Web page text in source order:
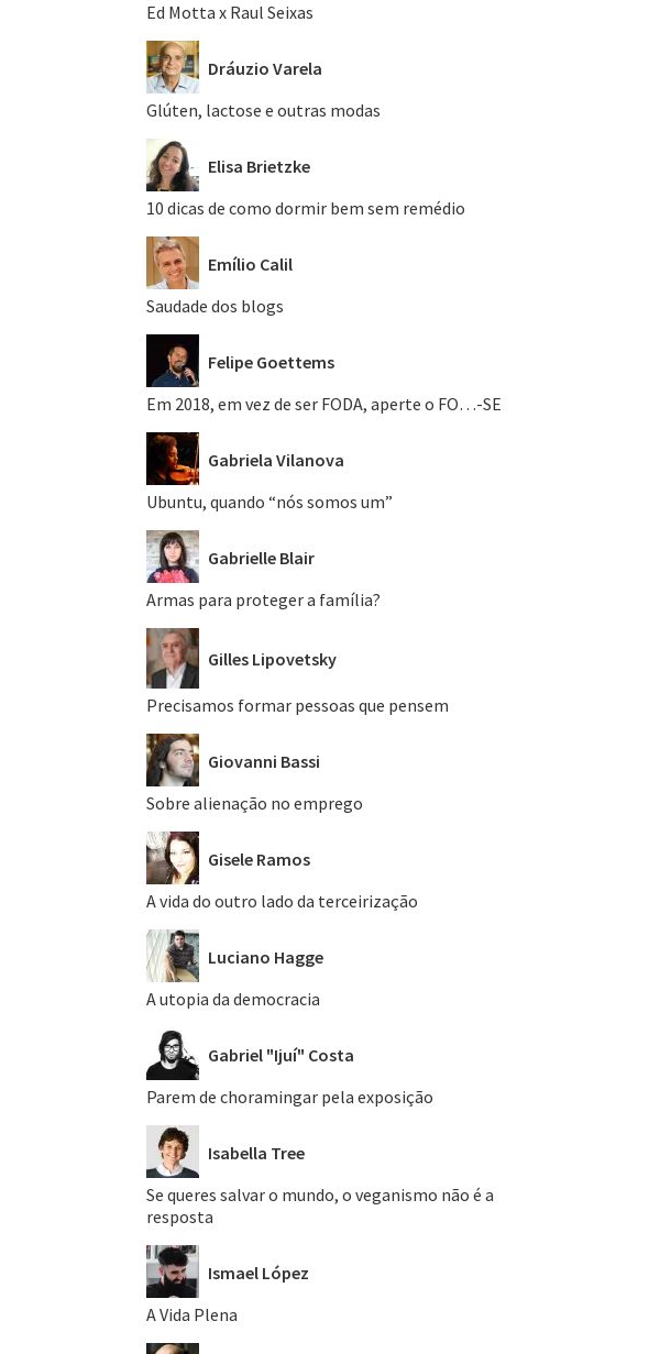
Ed Motta x Raul Seixas
Dráuzio Varela
Glúten, lactose e outras modas
Elisa Brietzke
10 dicas de como dormir bem sem remédio
Emílio Calil
Saudade dos blogs
Felipe Goettems
Em 2018, em vez de ser FODA, aperte o FO…-SE
Gabriela Vilanova
Ubuntu, quando “nós somos um”
Gabrielle Blair
Armas para proteger a família?
Gilles Lipovetsky
Precisamos formar pessoas que pensem
Giovanni Bassi
Sobre alienação no emprego
Gisele Ramos
A vida do outro lado da terceirização
Luciano Hagge
A utopia da democracia
Gabriel "Ijuí" Costa
Parem de choramingar pela exposição
Isabella Tree
Se queres salvar o mundo, o veganismo não é a
resposta
Ismael López
A Vida Plena